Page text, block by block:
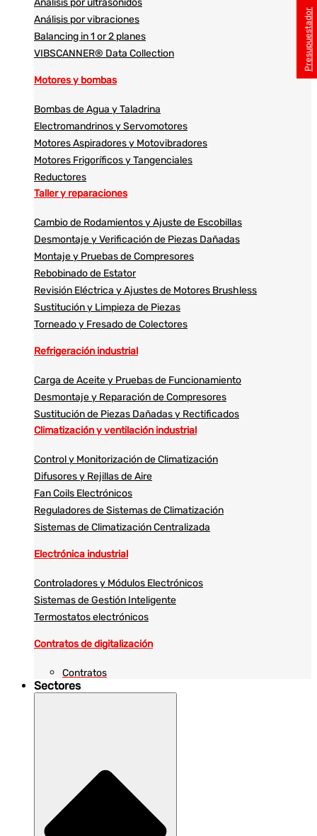
Análisis por ultrasonidos​​
Análisis por vibraciones
Balancing in 1 or 2 planes
VIBSCANNER® Data Collection
Motores y bombas
Bombas de Agua y Taladrina
Electromandrinos y Servomotores
Motores Aspiradores y Motovibradores
Motores Frigoríficos y Tangenciales
Reductores
Taller y reparaciones
Cambio de Rodamientos y Ajuste de Escobillas
Desmontaje y Verificación de Piezas Dañadas
Montaje y Pruebas de Compresores
Rebobinado de Estator
Revisión Eléctrica y Ajustes de Motores Brushless
Sustitución y Limpieza de Piezas
Torneado y Fresado de Colectores
Refrigeración industrial
Carga de Aceite y Pruebas de Funcionamiento
Desmontaje y Reparación de Compresores
Sustitución de Piezas Dañadas y Rectificados
Climatización y ventilación industrial
Control y Monitorización de Climatización
Difusores y Rejillas de Aire
Fan Coils Electrónicos
Reguladores de Sistemas de Climatización
Sistemas de Climatización Centralizada
Electrónica industrial
Controladores y Módulos Electrónicos
Sistemas de Gestión Inteligente
Termostatos electrónicos
Contratos de digitalización
Contratos
Sectores
Presupuestador